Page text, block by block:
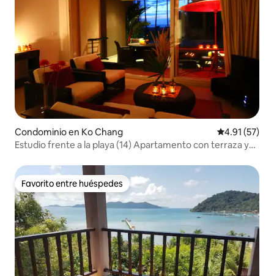
Condominio en Ko Chang Calificación
4.91 (57)
Estudio frente a la playa (14) Apartamento con terraza y
Favorito entre huéspedes
Favorito entre huéspedes